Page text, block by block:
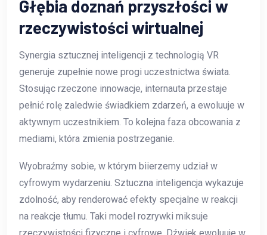
Głębia doznań przyszłości w
rzeczywistości wirtualnej
Synergia sztucznej inteligencji z technologią VR
generuje zupełnie nowe progi uczestnictwa świata.
Stosując rzeczone innowacje, internauta przestaje
pełnić rolę zaledwie świadkiem zdarzeń, a ewoluuje w
aktywnym uczestnikiem. To kolejna faza obcowania z
mediami, która zmienia postrzeganie.
Wyobraźmy sobie, w którym biierzemy udział w
cyfrowym wydarzeniu. Sztuczna inteligencja wykazuje
zdolność, aby renderować efekty specjalne w reakcji
na reakcje tłumu. Taki model rozrywki miksuje